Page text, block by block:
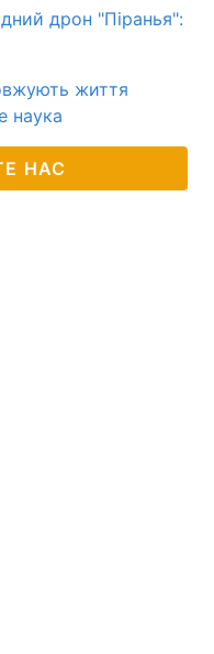
дрон "Піранья":
життя
наука
НАС